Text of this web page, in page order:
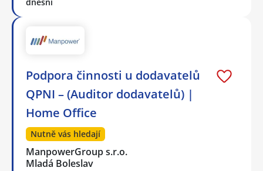
Podpora činnosti u dodavatelů
QPNI – (Auditor dodavatelů) |
Home Office
Nutně vás hledají
ManpowerGroup s.r.o.
Mladá Boleslav